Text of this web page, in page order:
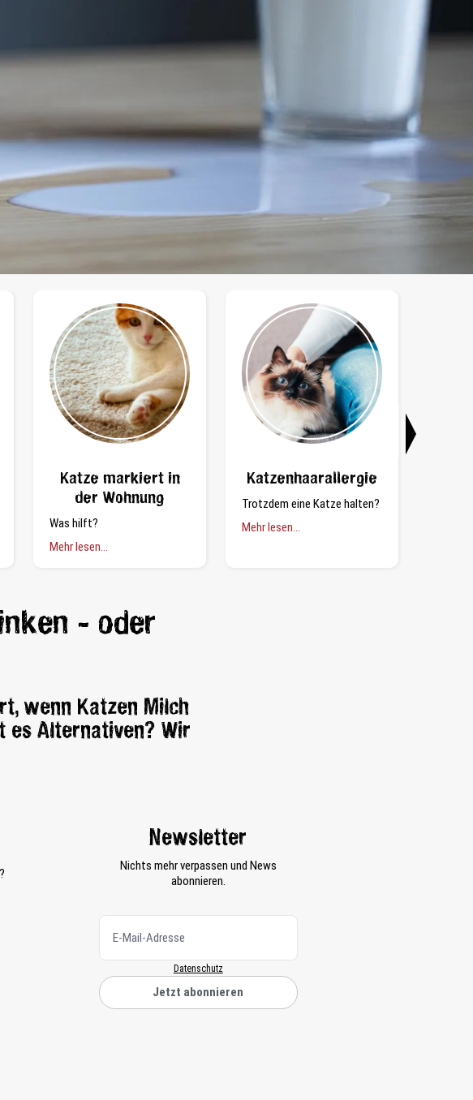
Katze markiert in
der Wohnung
Was hilft?
Mehr lesen...
Katzenhaarallergie
Trotzdem eine Katze halten?
Mehr lesen...
- oder
wenn Katzen Milch
es Alternativen? Wir
Newsletter
Nichts mehr verpassen und News
abonnieren.
Datenschutz
Jetzt abonnieren